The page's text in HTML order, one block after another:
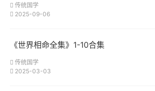
传统国学
2025-09-06
《世界相命全集》1-10合集
传统国学
2025-03-03